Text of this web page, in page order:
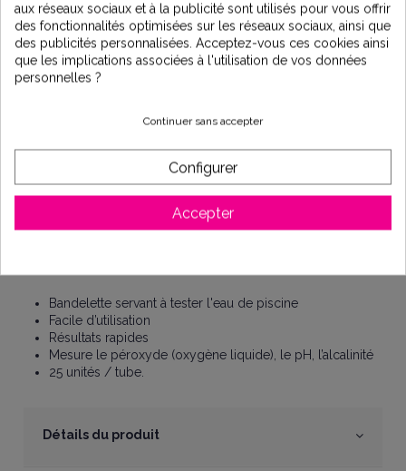
Languettes d'analyse d'eau de piscine
AQUACHEK analyse Peroxyde liquide/pH/TAC -
x 25
Bandelette test pour eau de piscine
Bandelette servant à tester l'eau de piscine
Facile d’utilisation
Résultats rapides
Mesure le péroxyde (oxygène liquide), le pH, l’alcalinité
25 unités / tube.
Détails du produit
aux réseaux sociaux et à la publicité sont utilisés pour vous offrir
des fonctionnalités optimisées sur les réseaux sociaux, ainsi que
des publicités personnalisées. Acceptez-vous ces cookies ainsi
que les implications associées à l'utilisation de vos données
personnelles ?
Continuer sans accepter
Configurer
Accepter